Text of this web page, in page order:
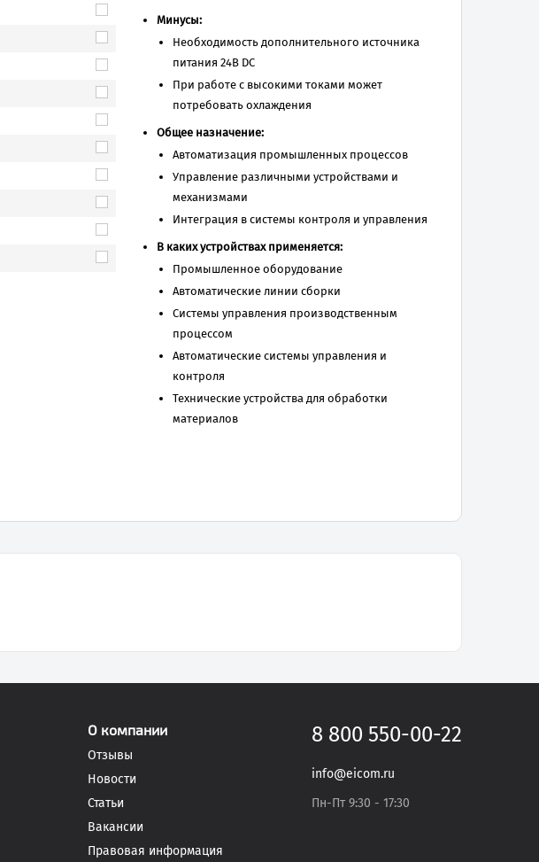
Минусы:
Необходимость дополнительного источника
питания 24В DC
При работе с высокими токами может
потребовать охлаждения
Общее назначение:
Автоматизация промышленных процессов
Управление различными устройствами и
механизмами
Интеграция в системы контроля и управления
В каких устройствах применяется:
Промышленное оборудование
Автоматические линии сборки
Системы управления производственным
процессом
Автоматические системы управления и
контроля
Технические устройства для обработки
материалов
О компании
Отзывы
Новости
Статьи
Вакансии
Правовая информация
8 800 550-00-22
info@eicom.ru
Пн-Пт 9:30 - 17:30